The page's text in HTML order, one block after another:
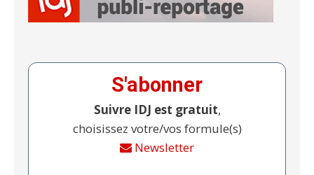
S'abonner
Suivre IDJ est gratuit,
choisissez votre/vos formule(s)
Newsletter